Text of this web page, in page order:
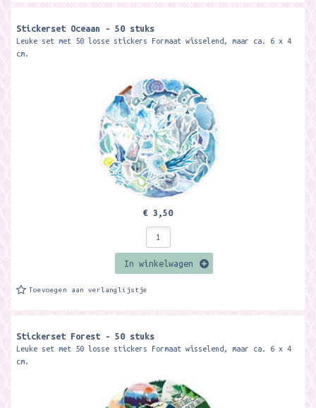
Stickerset Oceaan - 50 stuks
Leuke set met 50 losse stickers Formaat wisselend, maar ca. 6 x 4
cm.
€ 3,50
In winkelwagen
Toevoegen aan verlanglijstje
Stickerset Forest - 50 stuks
Leuke set met 50 losse stickers Formaat wisselend, maar ca. 6 x 4
cm.